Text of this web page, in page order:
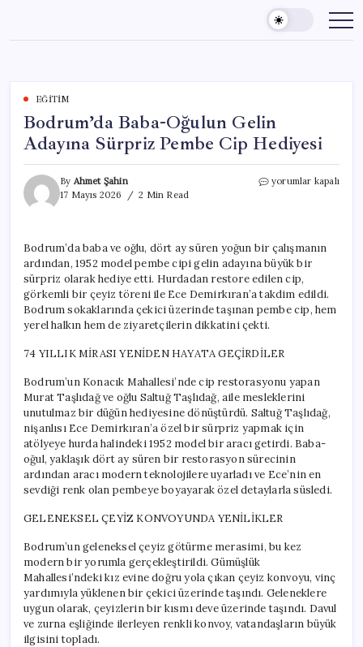
content
EĞITIM
Bodrum’da Baba-Oğulun Gelin
Adayına Sürpriz Pembe Cip Hediyesi
By Ahmet Şahin
17 Mayıs 2026
2 Min Read
Bodrum’da
Sürpriz
Pembe
Cip
Hediyesi
için
yorumlar kapalı
Bodrum’da baba ve oğlu, dört ay süren yoğun bir çalışmanın
ardından, 1952 model pembe cipi gelin adayına büyük bir
sürpriz olarak hediye etti. Hurdadan restore edilen cip,
görkemli bir çeyiz töreni ile Ece Demirkıran’a takdim edildi.
Bodrum sokaklarında çekici üzerinde taşınan pembe cip, hem
yerel halkın hem de ziyaretçilerin dikkatini çekti.
74 YILLIK MİRASI YENİDEN HAYATA GEÇİRDİLER
Bodrum’un Konacık Mahallesi’nde cip restorasyonu yapan
Murat Taşlıdağ ve oğlu Saltuğ Taşlıdağ, aile mesleklerini
unutulmaz bir düğün hediyesine dönüştürdü. Saltuğ Taşlıdağ,
nişanlısı Ece Demirkıran’a özel bir sürpriz yapmak için
atölyeye hurda halindeki 1952 model bir aracı getirdi. Baba-
oğul, yaklaşık dört ay süren bir restorasyon sürecinin
ardından aracı modern teknolojilere uyarladı ve Ece’nin en
sevdiği renk olan pembeye boyayarak özel detaylarla süsledi.
GELENEKSEL ÇEYİZ KONVOYUNDA YENİLİKLER
Bodrum’un geleneksel çeyiz götürme merasimi, bu kez
modern bir yorumla gerçekleştirildi. Gümüşlük
Mahallesi’ndeki kız evine doğru yola çıkan çeyiz konvoyu, vinç
yardımıyla yüklenen bir çekici üzerinde taşındı. Geleneklere
uygun olarak, çeyizlerin bir kısmı deve üzerinde taşındı. Davul
ve zurna eşliğinde ilerleyen renkli konvoy, vatandaşların büyük
ilgisini topladı.